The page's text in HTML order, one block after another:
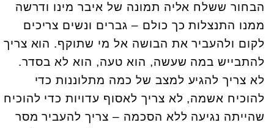
הבחור ששלח אליה תמונה של איבר מינו ודרשה
ממנו התנצלות כך כולם – גברים ונשים צריכים
לקום ולהעביר את הבושה אל מי שתוקף. הוא צריך
להתבייש במה שעשה, הוא טעה, הוא לא בסדר.
לא צריך להגיע למצב של כמה מתלוננות כדי
להוכיח אשמה, לא צריך לאסוף עדויות כדי להוכיח
שהייתה נגיעה ללא הסכמה – צריך להעביר מסר